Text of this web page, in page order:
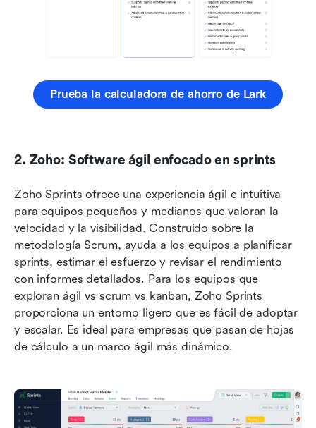
Prueba la calculadora de ahorro de Lark
2. Zoho: Software ágil enfocado en sprints
Zoho Sprints ofrece una experiencia ágil e intuitiva
para equipos pequeños y medianos que valoran la
velocidad y la visibilidad. Construido sobre la
metodología Scrum, ayuda a los equipos a planificar
sprints, estimar el esfuerzo y revisar el rendimiento
con informes detallados. Para los equipos que
exploran ágil vs scrum vs kanban, Zoho Sprints
proporciona un entorno ligero que es fácil de adoptar
y escalar. Es ideal para empresas que pasan de hojas
de cálculo a un marco ágil más dinámico.